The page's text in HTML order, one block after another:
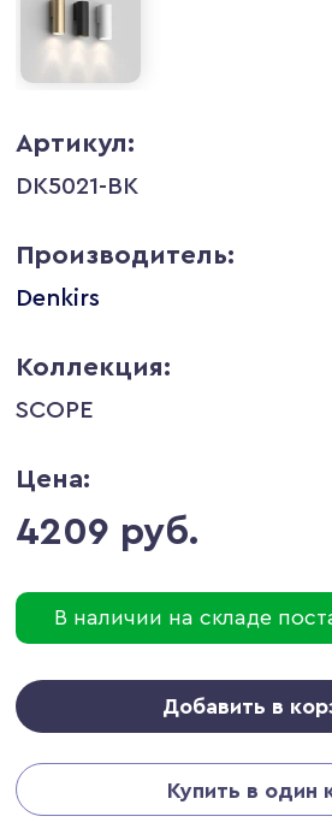
Артикул:
DK5021-BK
Производитель:
Denkirs
Коллекция:
SCOPE
Цена:
4209 руб.
В наличии на складе
Добавить в
Купить в один